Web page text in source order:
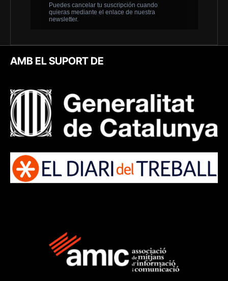
AMB EL SUPORT DE